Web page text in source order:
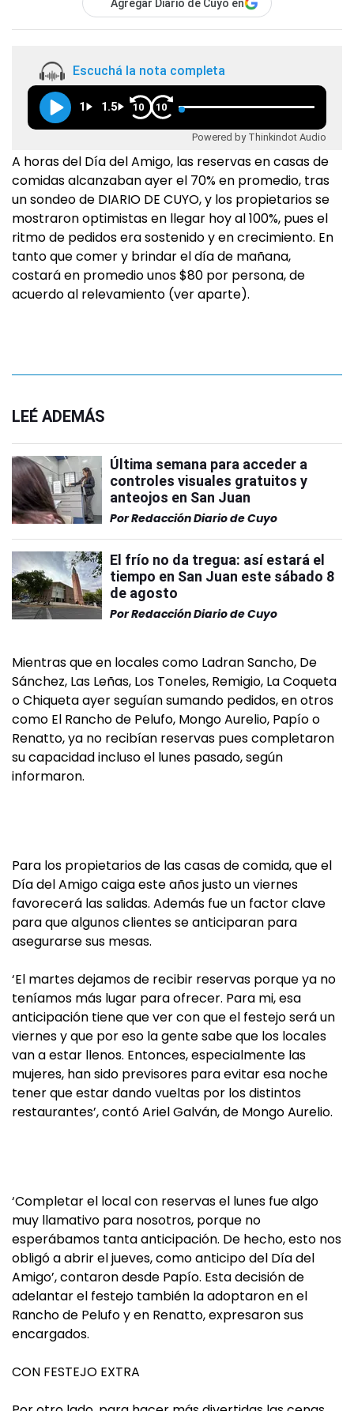
Agregar Diario de Cuyo en
Escuchá la nota completa
1 1.5 10 10
Powered by Thinkindot Audio
A horas del Día del Amigo, las reservas en casas de
comidas alcanzaban ayer el 70% en promedio, tras
un sondeo de DIARIO DE CUYO, y los propietarios se
mostraron optimistas en llegar hoy al 100%, pues el
ritmo de pedidos era sostenido y en crecimiento. En
tanto que comer y brindar el día de mañana,
costará en promedio unos $80 por persona, de
acuerdo al relevamiento (ver aparte).
LEÉ ADEMÁS
Última semana para acceder a
controles visuales gratuitos y
anteojos en San Juan
PorRedacción Diario de Cuyo
El frío no da tregua: así estará el
tiempo en San Juan este sábado 8
de agosto
PorRedacción Diario de Cuyo
Mientras que en locales como Ladran Sancho, De
Sánchez, Las Leñas, Los Toneles, Remigio, La Coqueta
o Chiqueta ayer seguían sumando pedidos, en otros
como El Rancho de Pelufo, Mongo Aurelio, Papío o
Renatto, ya no recibían reservas pues completaron
su capacidad incluso el lunes pasado, según
informaron.
Para los propietarios de las casas de comida, que el
Día del Amigo caiga este años justo un viernes
favorecerá las salidas. Además fue un factor clave
para que algunos clientes se anticiparan para
asegurarse sus mesas.
‘El martes dejamos de recibir reservas porque ya no
teníamos más lugar para ofrecer. Para mi, esa
anticipación tiene que ver con que el festejo será un
viernes y que por eso la gente sabe que los locales
van a estar llenos. Entonces, especialmente las
mujeres, han sido previsores para evitar esa noche
tener que estar dando vueltas por los distintos
restaurantes’, contó Ariel Galván, de Mongo Aurelio.
‘Completar el local con reservas el lunes fue algo
muy llamativo para nosotros, porque no
esperábamos tanta anticipación. De hecho, esto nos
obligó a abrir el jueves, como anticipo del Día del
Amigo’, contaron desde Papío. Esta decisión de
adelantar el festejo también la adoptaron en el
Rancho de Pelufo y en Renatto, expresaron sus
encargados.
CON FESTEJO EXTRA